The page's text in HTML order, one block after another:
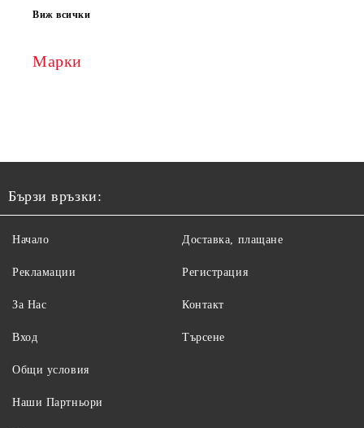
Виж всички
Марки
Бързи връзки:
Начало
Рекламации
За Нас
Вход
Доставка, плащане
Регистрация
Контакт
Търсене
Общи условия
Наши Партньори